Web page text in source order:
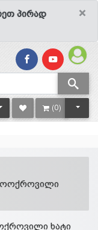
×
პირად
DROPDOWN
(0)